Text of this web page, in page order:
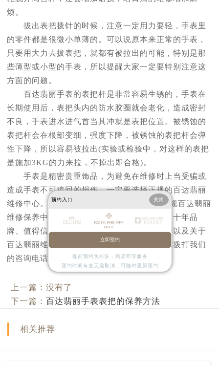
烦。
拔出表把拨针的时候，注意一定用力要轻，手表里
的零件都是很微小单薄的。可以说原本来正常的手表，
只要用大力去拔表把，就都有被拉出的可能，特别是那
些薄型或小型的手表，所以提醒大家一定要特别注意这
方面的问题。
百达翡丽手表的表把杆是非常容易生锈的，手表在
长期使用后，表把头内的防水胶圈就会老化，造成密封
不良，手表进水进气首当其冲就是表把位置。被锈蚀的
表把杆会在根部变细，强度下降，被锈蚀的表把杆会弹
性下降，所以容易被拉出(实验或检验中，对这样的表把
是施加3KG的力来拉，不掉出即合格)。
手表是精密贵重饰品，为避免在维修时上当受骗或
造成手表不可追回的损伤，一定要选择正规的百达翡丽
维修中心。
广州百达翡丽维修
是一家正规百达翡丽
维修保养中心、服务有保证、全国百家连锁、十年品
牌、值得信赖。如您还有手表维修，手表保养以及关于
百达翡丽维修等其他问题，可随时在线咨询或拨打我们
的咨询电话。
上一篇：没有了
下一篇：百达翡丽手表表把的保养方法
相关推荐
预约入口 关闭
立即预约
提前预约免排队，到店即享服务
预约时间有变无需取消，可随时重新预约